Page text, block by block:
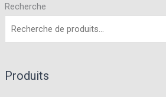
Recherche
Produits